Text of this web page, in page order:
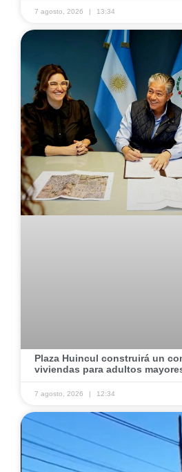
7 agosto, 2026 13:34
Plaza Huincul construirá un
viviendas para adultos
7 agosto, 2026 12:34